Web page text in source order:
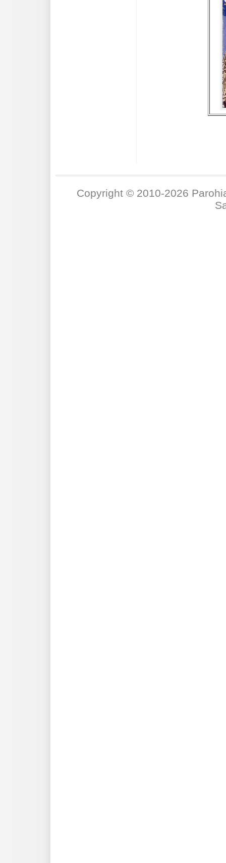
Copyright © 2010-2026